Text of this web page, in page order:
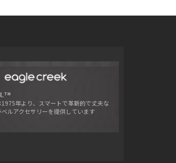
TM
年より、スマートで革新的で丈夫な
ルアクセサリーを提供しています